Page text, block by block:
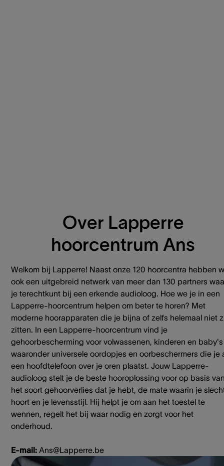
Over Lapperre
hoorcentrum Ans
Welkom bij Lapperre! Naast onze 120 hoorcentra hebben
ook een uitgebreid netwerk van meer dan 130 partners
je terechtkunt bij een erkende audioloog. Hoe we je in een
Lapperre-hoorcentrum helpen om beter te horen? Met
moderne hoorapparaten die je bijna of zelfs helemaal niet
zitten. In een Lapperre-hoorcentrum vind je
gehoorbescherming voor volwassenen, kinderen en baby's
waaronder universele oordopjes en oorbeschermers die je
een hoofdtelefoon over je oren plaatst. Jouw Lapperre-
audioloog stelt je de beste hooroplossing voor op basis
het soort gehoorverlies dat je hebt, de mate waarin je
hoort en je levensstijl. Hij helpt je om aan het toestel te
wennen, regelt het bij waar nodig en zorgt voor het
onderhoud.
E-mail: Ans@Lapperre.be